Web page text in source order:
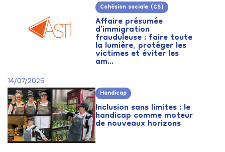
Cohésion sociale (CS)
Affaire présumée
d’immigration
frauduleuse : faire toute
la lumière, protéger les
victimes et éviter les
am...
14/07/2026
Handicap
Inclusion sans limites : le
handicap comme moteur
de nouveaux horizons